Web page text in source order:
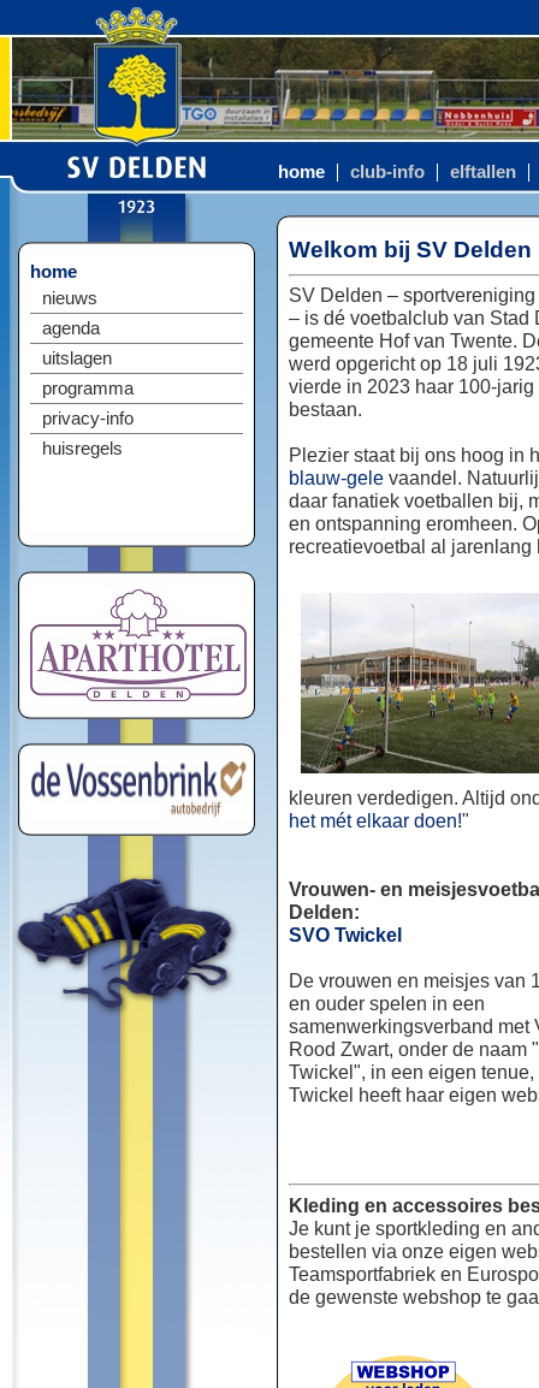
home club-info elftallen
home
nieuws
agenda
uitslagen
programma
privacy-info
huisregels
Welkom bij SV Delden
SV Delden –
– is dé voetbalclub van Stad
gemeente Hof van Twente.
werd opgericht op 18 juli
vierde in 2023 haar 100-jarig
bestaan.
Plezier staat bij ons hoog in
blauw-gele vaandel.
daar fanatiek voetballen bij,
en ontspanning eromheen.
recreatievoetbal al jarenlang
kleuren verdedigen. Altijd
het mét elkaar doen!"
Vrouwen- en
Delden:
SVO Twickel
De vrouwen en meisjes van
en ouder spelen in een
samenwerkingsverband met
Rood Zwart, onder de naam
Twickel", in een eigen
Twickel heeft haar eigen
Kleding en accessoires
Je kunt je sportkleding en
bestellen via onze eigen
Teamsportfabriek en
de gewenste webshop te